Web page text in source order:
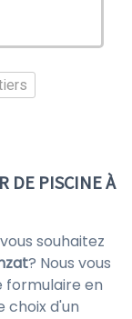
DE PISCINE À
souhaitez
? Nous vous
en
choix d'un